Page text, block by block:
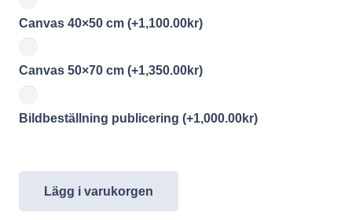
Canvas 40×50 cm (+1,100.00kr)
Canvas 50×70 cm (+1,350.00kr)
Bildbeställning publicering (+1,000.00kr)
Lägg i varukorgen